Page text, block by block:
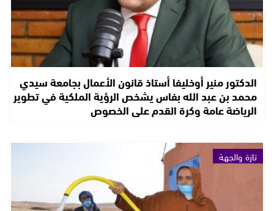
الدكتور منير أوخليفا أستاذ قانون الأعمال بجامعة سيدي
محمد بن عبد الله بفاس يشخص الرؤية الملكية في تطوير
الرياضة عامة وكرة القدم على الخصوص
تازة والجهة